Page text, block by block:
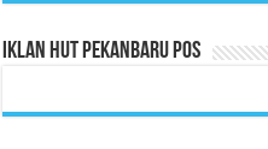
Iklan HUT Pekanbaru Pos